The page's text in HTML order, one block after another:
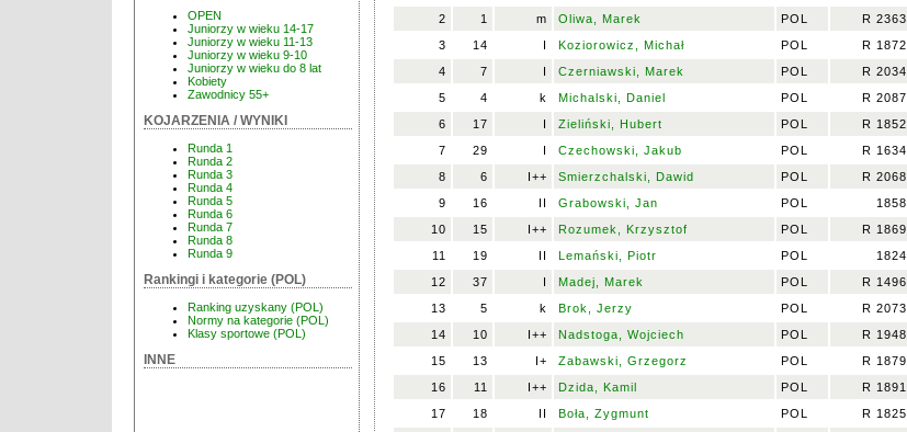
OPEN
Juniorzy w wieku 14-17
Juniorzy w wieku 11-13
Juniorzy w wieku 9-10
Juniorzy w wieku do 8 lat
Kobiety
Zawodnicy 55+
KOJARZENIA / WYNIKI
Runda 1
Runda 2
Runda 3
Runda 4
Runda 5
Runda 6
Runda 7
Runda 8
Runda 9
Rankingi i kategorie (POL)
Ranking uzyskany (POL)
Normy na kategorie (POL)
Klasy sportowe (POL)
INNE
2
1 m Oliwa, Marek POL R 2363
3
14 I Koziorowicz, Michał POL R 1872
4
7 I Czerniawski, Marek POL R 2034
5
4 k Michalski, Daniel POL R 2087
6
17 I Zieliński, Hubert POL R 1852
7
29 I Czechowski, Jakub POL R 1634
8
6 I++ Smierzchalski, Dawid POL R 2068
9
16 II Grabowski, Jan POL 1858
10
15 I++ Rozumek, Krzysztof POL R 1869
11
19 II Lemański, Piotr POL 1824
12
37 I Madej, Marek POL R 1496
13
5 k Brok, Jerzy POL R 2073
14
10 I++ Nadstoga, Wojciech POL R 1948
15
13 I+ Zabawski, Grzegorz POL R 1879
16
11 I++ Dzida, Kamil POL R 1891
17
18 II Boła, Zygmunt POL R 1825